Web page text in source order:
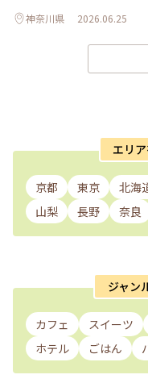
神奈川県 2026.06.25
エリ
京都 東京 北海
山梨
長野 奈良
ジャン
カフェ スイーツ
ホテル
ごはん